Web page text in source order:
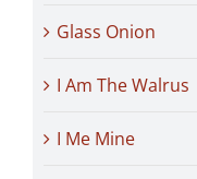
Glass Onion
I Am The Walrus
I Me Mine